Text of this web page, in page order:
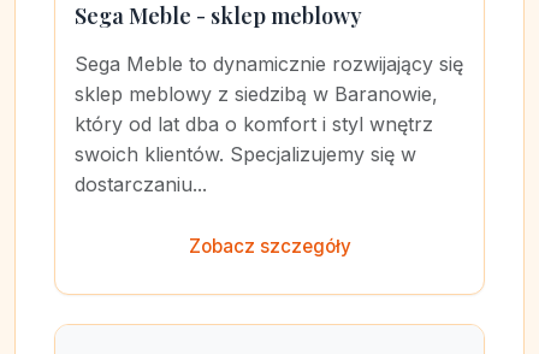
Sega Meble - sklep meblowy
Sega Meble to dynamicznie rozwijający się
sklep meblowy z siedzibą w Baranowie,
który od lat dba o komfort i styl wnętrz
swoich klientów. Specjalizujemy się w
dostarczaniu...
Zobacz szczegóły